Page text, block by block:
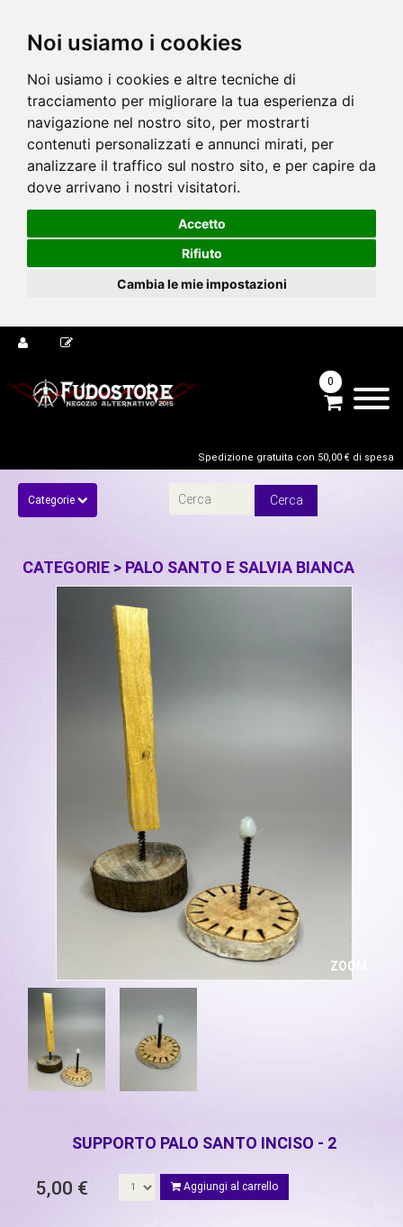
Noi usiamo i cookies
Noi usiamo i cookies e altre tecniche di
tracciamento per migliorare la tua esperienza di
navigazione nel nostro sito, per mostrarti
contenuti personalizzati e annunci mirati, per
analizzare il traffico sul nostro sito, e per capire da
dove arrivano i nostri visitatori.
Accetto
Rifiuto
Cambia le mie impostazioni
0
Spedizione gratuita con 50,00 € di spesa
Categorie
CATEGORIE > PALO SANTO E SALVIA BIANCA
ZOOM
SUPPORTO PALO SANTO INCISO - 2
5,00 € Aggiungi al carrello